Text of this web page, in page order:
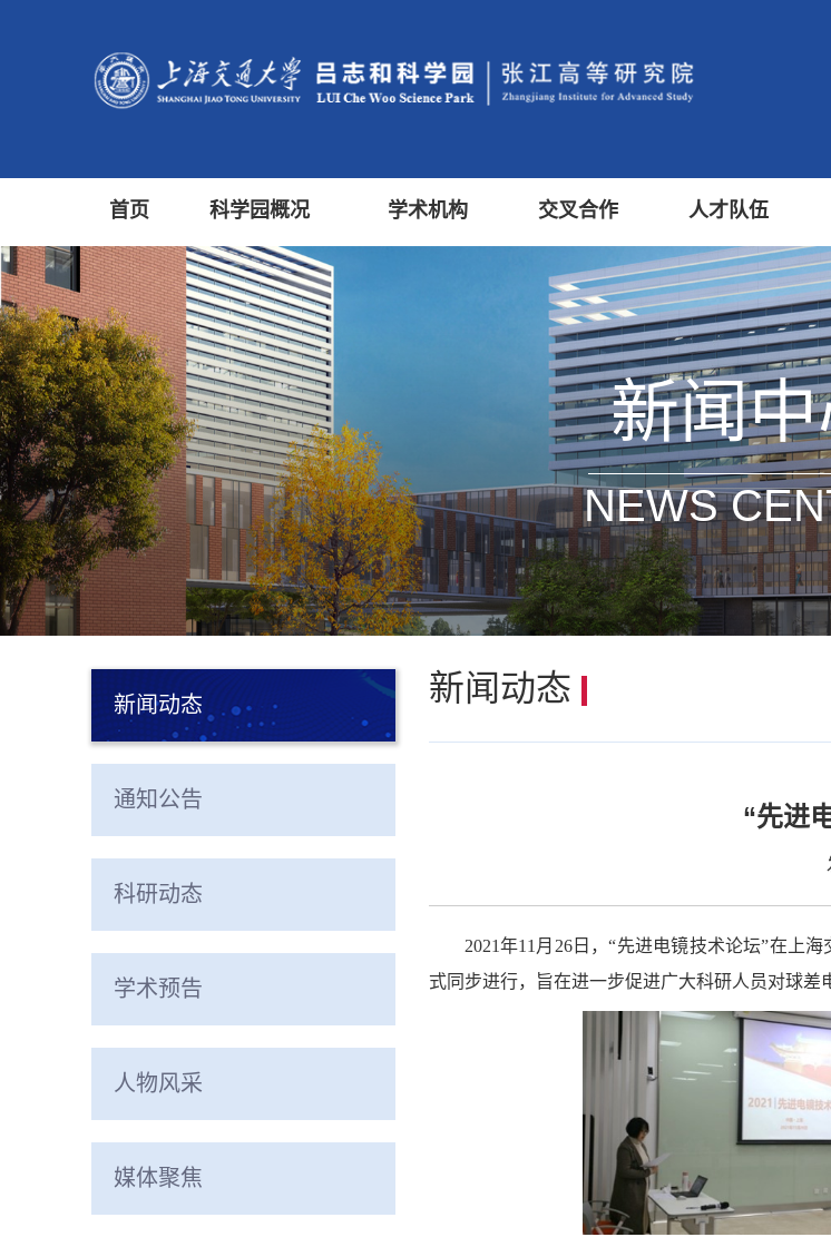
首页 科学园概况 学术机构 交叉合作 人才队伍
新闻
NEWS
新闻动态
通知公告
科研动态
学术预告
人物风采
媒体聚焦
新闻动态
“先进
2021年11月26日，“先进电镜技术论坛”在上
式同步进行，旨在进一步促进广大科研人员对球差